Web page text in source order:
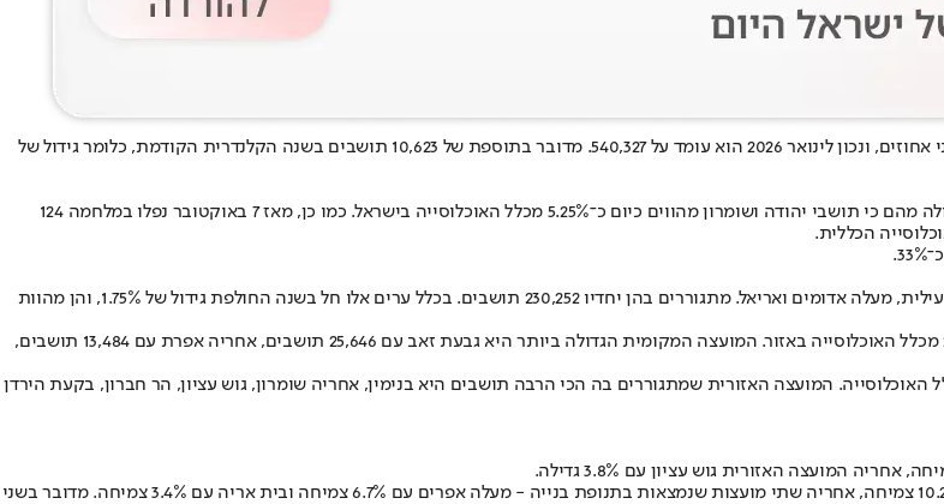
ובקעת הירדן גדל בשנת 2025 ביותר משני אחוזים, ונכון לינואר 2026 הוא עומד על 540,327. מדובר בתוספת של 10,623 תושבים בשנה הקלנדרית הקודמת, כלומר גידול של
. עולה מהם כי תושבי יהודה ושומרון מהווים כיום כ־5.25% מכלל האוכלוסייה בישראל. כמו כן, מאז 7 באוקטובר נפלו במלחמה 124
, ביתר עילית, מעלה אדומים ואריאל. מתגוררים בהן יחדיו 230,252 תושבים. בכלל ערים אלו חל בשנה החולפת גידול של 1.75%, והן מהוות
במועצות המקומיות ביהודה ושומרון מתגוררים בסך הכל 122,463 תושבים, והם מהווים 22.7% מכלל האוכלוסייה באזור. המועצה המקומית הגדולה ביותר היא גבעת זאב עם 25,646 תושבים, אחריה אפרת עם 13,484 תושבים,
האזוריות הפרוסות ברוב השטח מתגוררים 187,582 תושבים, והם מהווים 34.7% מכלל האוכלוסייה. המועצה האזורית שמתגוררים בה הכי הרבה תושבים היא בנימין, אחריה שומרון, גוש עציון, הר חברון, בקעת הירדן
המועצה המקומית שרשמה את הצמיחה הגדולה ביותר מבחינת אחוזים היא עמנואל עם כ־10.2% צמיחה, אחריה שתי מועצות שנמצאות בתנופת בנייה - מעלה אפרים עם 6.7% צמיחה ובית אריה עם 3.4% צמיחה. מדובר בשני